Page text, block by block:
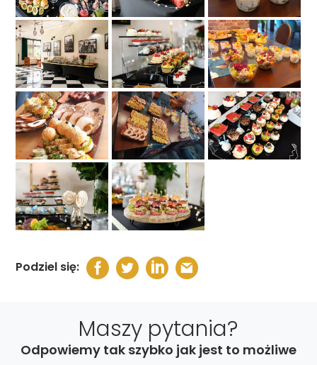
Podziel się:
Maszy pytania?
Odpowiemy tak szybko jak jest to możliwe